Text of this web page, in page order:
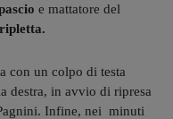
e mattatore del
con un colpo di testa
destra, in avvio di ripresa
Infine, nei minuti